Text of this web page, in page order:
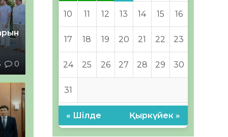
0
10 11 12 13 14 15 16
17 18 19 20 21 22 23
24 25 26 27 28 29 30
31
« Шілде Қыркүйек »